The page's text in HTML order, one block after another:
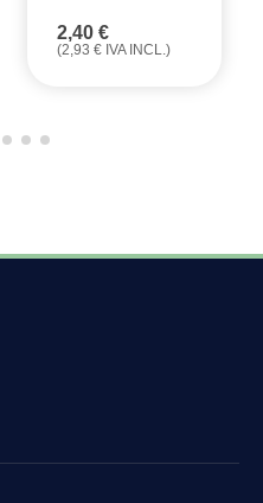
2,40 €
(2,93 € IVA INCL.)